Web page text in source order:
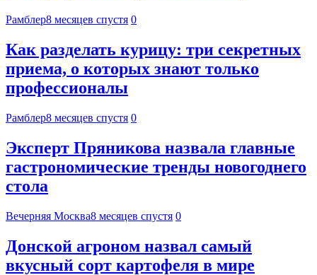
Рамблер8 месяцев спустя 0
Как разделать курицу: три секретных
приема, о которых знают только
профессионалы
Рамблер8 месяцев спустя 0
Эксперт Пряникова назвала главные
гастрономические тренды новогоднего
стола
Вечерняя Москва8 месяцев спустя 0
Донской агроном назвал самый
вкусный сорт картофеля в мире